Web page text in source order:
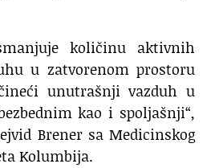
količinu aktivnih
u zatvorenom prostoru
unutrašnji vazduh u
kao i spoljašnji“,
Brener sa Medicinskog
Kolumbija.